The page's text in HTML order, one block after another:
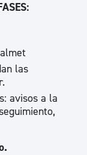
las
avisos a la